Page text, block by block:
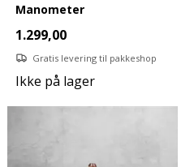
Manometer
1.299,00
Gratis levering til pakkeshop
Ikke på lager